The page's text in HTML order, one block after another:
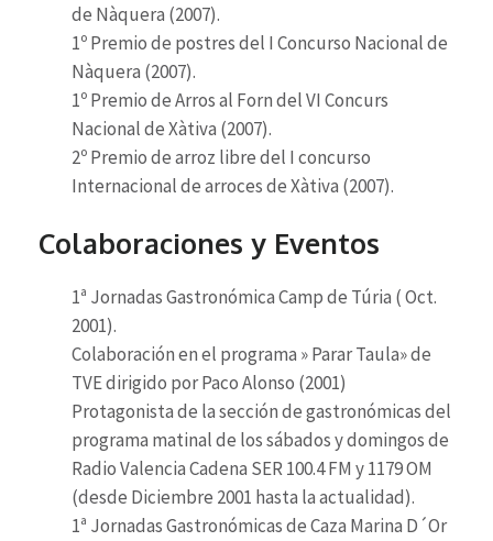
de Nàquera (2007).
1º Premio de postres del I Concurso Nacional de
Nàquera (2007).
1º Premio de Arros al Forn del VI Concurs
Nacional de Xàtiva (2007).
2º Premio de arroz libre del I concurso
Internacional de arroces de Xàtiva (2007).
Colaboraciones y Eventos
1ª Jornadas Gastronómica Camp de Túria ( Oct.
2001).
Colaboración en el programa » Parar Taula» de
TVE dirigido por Paco Alonso (2001)
Protagonista de la sección de gastronómicas del
programa matinal de los sábados y domingos de
Radio Valencia Cadena SER 100.4 FM y 1179 OM
(desde Diciembre 2001 hasta la actualidad).
1ª Jornadas Gastronómicas de Caza Marina D´Or